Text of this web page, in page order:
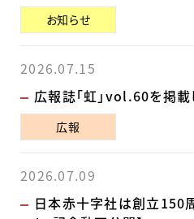
お知らせ
2026.07.15
広報誌「虹」vol.60を掲載
広報
2026.07.09
日本赤十字社は創立150